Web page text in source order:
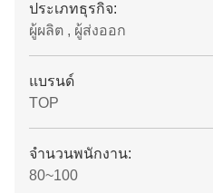
ประเภทธุรกิจ:
ผู้ผลิต , ผู้ส่งออก
แบรนด์
TOP
จํานวนพนักงาน:
80~100